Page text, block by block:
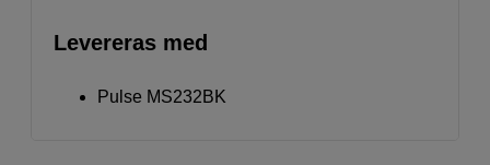
Levereras med
Pulse MS232BK